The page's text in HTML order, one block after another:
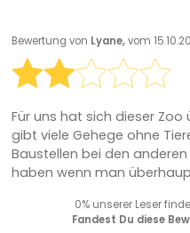
Bewertung von Lyane,vom
Für uns hat sich dieser
gibt viele Gehege ohne
Baustellen bei den
haben wenn man
0% unserer Leser
Fandest Du diese